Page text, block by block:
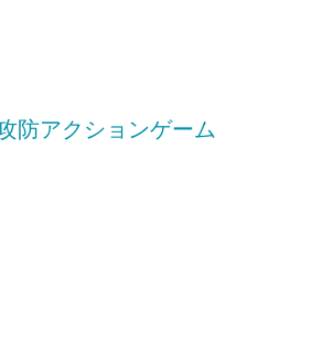
防アクションゲーム